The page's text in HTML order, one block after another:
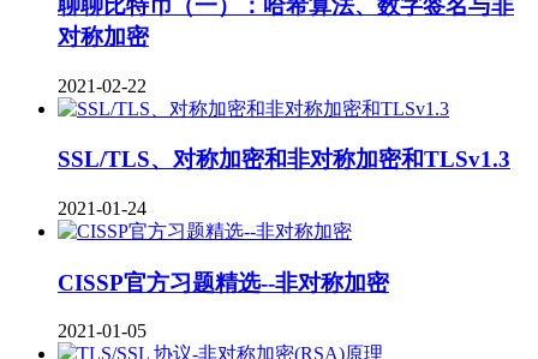
聊聊比特币（一）：哈希算法、数字签名与非
对称加密
2021-02-22
SSL/TLS、对称加密和非对称加密和TLSv1.3
2021-01-24
CISSP官方习题精选--非对称加密
2021-01-05